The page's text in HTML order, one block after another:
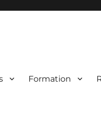
Formation